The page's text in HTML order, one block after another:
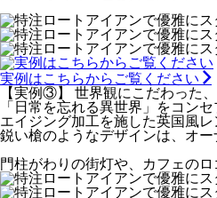
実例はこちらからご覧ください
【実例③】 世界観にこだわった
「日常を忘れる異世界」をコン
エイジング加工を施した英国風
鋭い槍のようなデザインは、オ
門柱がわりの街灯や、カフェの